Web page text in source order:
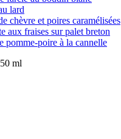
lard
chèvre et poires caramélisées
aux fraises sur palet breton
pomme-poire à la cannelle
ml